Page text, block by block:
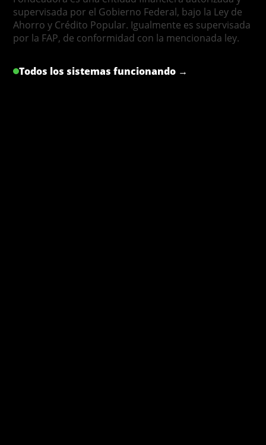
supervisada por el Gobierno Federal, bajo la Ley de
Ahorro y Crédito Popular. Igualmente es supervisada
por la FAP, de conformidad con la mencionada ley.
Todos los sistemas funcionando →